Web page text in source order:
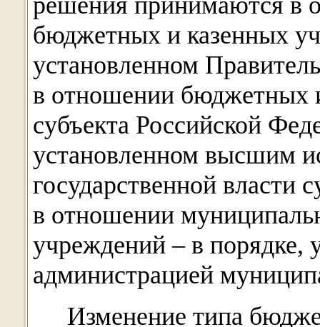
бюджетных и казенных
установленном
в отношении бюджетных
субъекта Российской
установленном высшим
государственной власти
в отношении
учреждений – в порядке,
администрацией
Изменение типа